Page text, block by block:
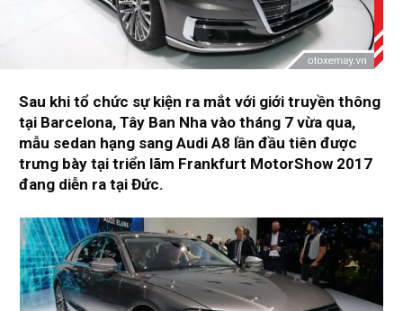
Sau khi tổ chức sự kiện ra mắt với giới truyền thông
tại Barcelona, Tây Ban Nha vào tháng 7 vừa qua,
mẫu sedan hạng sang Audi A8 lần đầu tiên được
trưng bày tại triển lãm Frankfurt MotorShow 2017
đang diễn ra tại Đức.